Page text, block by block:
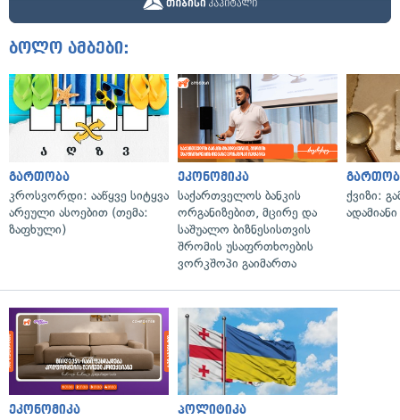
ბოლო ამბები:
გართობა
კროსვორდი: ააწყვე სიტყვა
არეული ასოებით (თემა:
ზაფხული)
ეკონომიკა
საქართველოს ბანკის
ორგანიზებით, მცირე და
საშუალო ბიზნესისთვის
შრომის უსაფრთხოების
ვორკშოპი გაიმართა
ქვიზი:
ეკონომიკა პოლიტიკა